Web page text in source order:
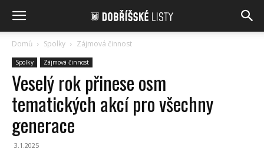
Domů Spolky Zájmová činnost
Spolky Zájmová činnost
Veselý rok přinese osm
tematických akcí pro všechny
generace
3.1.2025